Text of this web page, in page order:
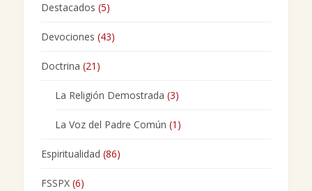
Destacados (5)
Devociones (43)
Doctrina (21)
La Religión Demostrada (3)
La Voz del Padre Común (1)
Espiritualidad (86)
FSSPX(6)